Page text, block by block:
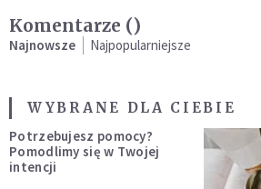
Komentarze ()
Najnowsze Najpopularniejsze
WYBRANE DLA CIEBIE
Potrzebujesz pomocy?
Pomodlimy się w Twojej
intencji